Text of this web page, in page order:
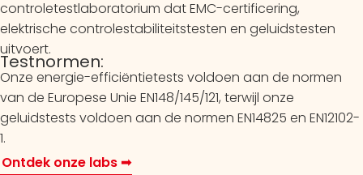
controletestlaboratorium dat EMC-certificering,
elektrische controlestabiliteitstesten en geluidstesten
uitvoert.
Testnormen:
Onze energie-efficiëntietests voldoen aan de normen
van de Europese Unie EN148/145/121, terwijl onze
geluidstests voldoen aan de normen EN14825 en EN12102-
1.
Ontdek onze labs ➟